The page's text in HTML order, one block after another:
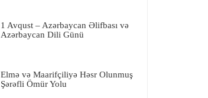
1 Avqust – Azərbaycan Əlifbası və
Azərbaycan Dili Günü
Elmə və Maarifçiliyə Həsr Olunmuş
Şərəfli Ömür Yolu